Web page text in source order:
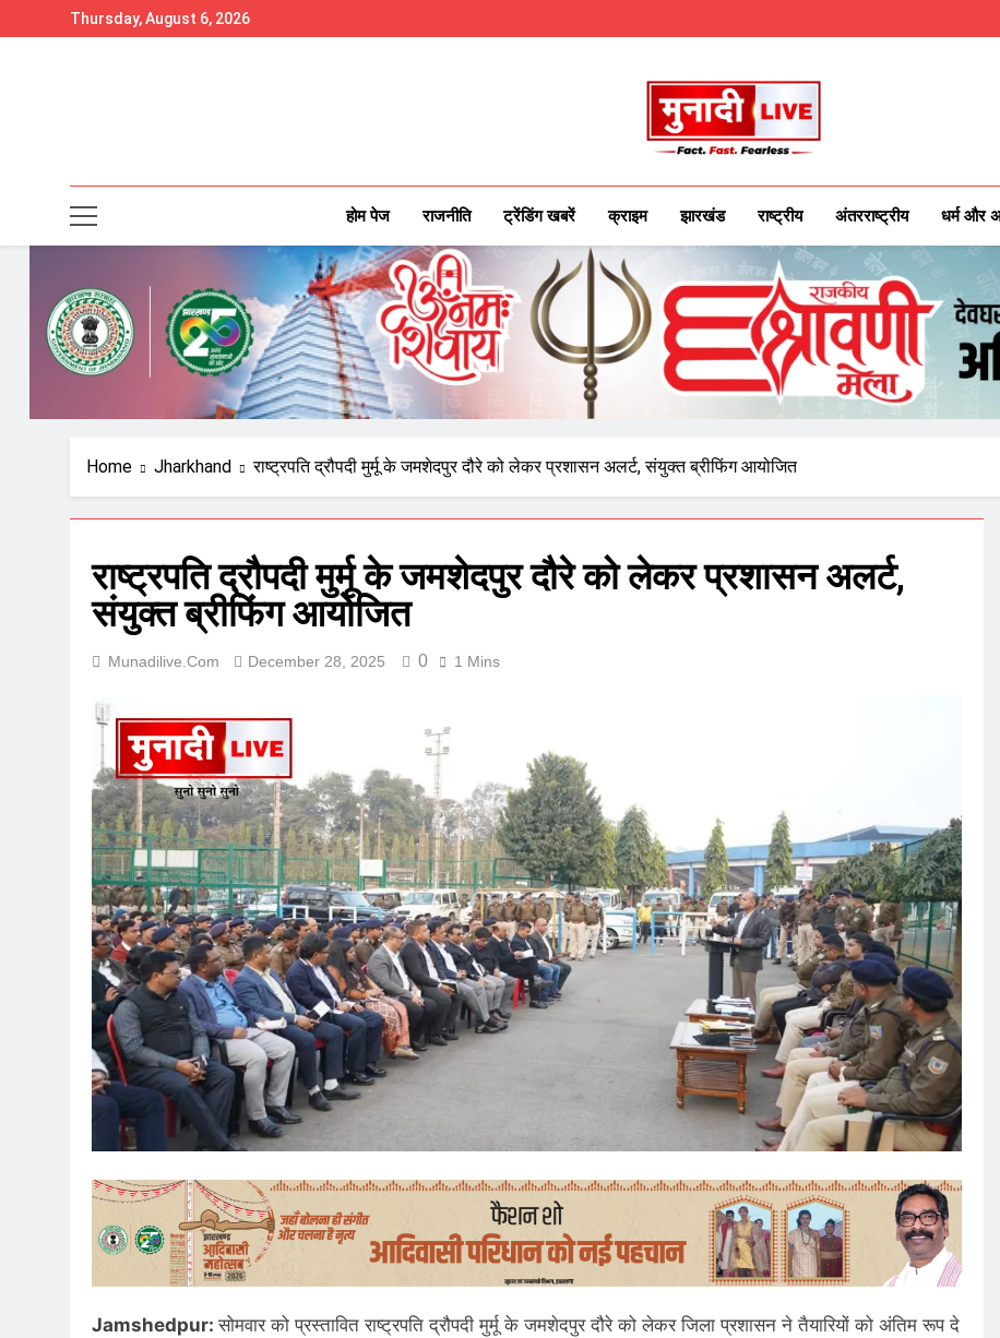
to
Thursday, August 6, 2026
Munadi Live – Jharkhand's Leading Local
होम पेज राजनीति ट्रेंडिंग खबरें क्राइम झारखंड राष्ट्रीय अंतरराष्ट्रीय धर्म और
Home Jharkhand राष्ट्रपति द्रौपदी मुर्मू के जमशेदपुर दौरे को लेकर प्रशासन अलर्ट, संयुक्त ब्रीफिंग आयोजित
राष्ट्रपति द्रौपदी मुर्मू के जमशेदपुर दौरे को लेकर प्रशासन अलर्ट,
संयुक्त ब्रीफिंग आयोजित
Munadilive.com December 28, 2025 0 1 Mins
Jamshedpur:सोमवार को प्रस्तावित राष्ट्रपति द्रौपदी मुर्मू के जमशेदपुर दौरे को लेकर जिला प्रशासन ने तैयारियों को अंतिम रूप दे